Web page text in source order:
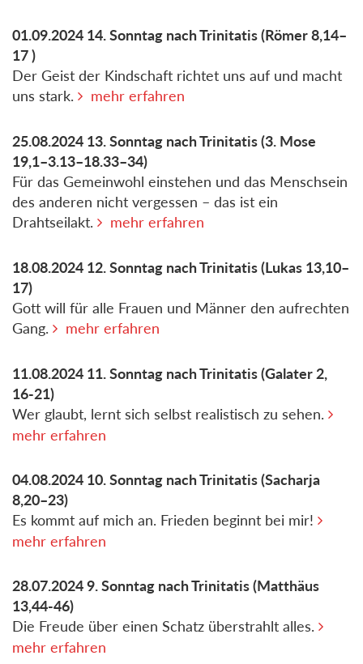
01.09.2024 14. Sonntag nach Trinitatis(Römer 8,14–
17 )
Der Geist der Kindschaft richtet uns auf und macht
uns stark.
mehr erfahren
25.08.2024 13. Sonntag nach Trinitatis(3. Mose
19,1–3.13–18.33–34)
Für das Gemeinwohl einstehen und das Menschsein
des anderen nicht vergessen – das ist ein
Drahtseilakt.
mehr erfahren
18.08.2024 12. Sonntag nach Trinitatis(Lukas 13,10–
17)
Gott will für alle Frauen und Männer den aufrechten
Gang.
mehr erfahren
11.08.2024 11. Sonntag nach Trinitatis(Galater 2,
16-21)
Wer glaubt, lernt sich selbst realistisch zu sehen.
mehr erfahren
04.08.2024 10. Sonntag nach Trinitatis(Sacharja
8,20–23)
Es kommt auf mich an. Frieden beginnt bei mir!
mehr erfahren
28.07.20249. Sonntag nach Trinitatis(Matthäus
13,44-46)
Die Freude über einen Schatz überstrahlt alles.
mehr erfahren